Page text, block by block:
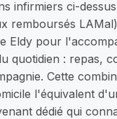
infirmiers ci-
remboursés
Eldy pour
quotidien : repas,
Cette
l'équivalent
dédié qui